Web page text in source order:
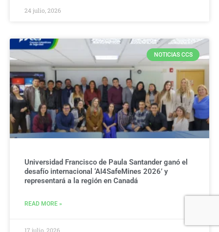
24 julio, 2026
NOTICIAS CCS
Universidad Francisco de Paula Santander ganó el
desafío internacional ‘AI4SafeMines 2026’ y
representará a la región en Canadá
READ MORE »
17 julio, 2026